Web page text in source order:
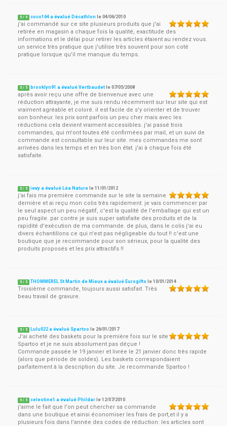
5 / 5 coco164 a évalué Décathlon le04/06/2010
j'ai commandé sur ce site plusieurs produits que j'ai
retirée en magasin a chaque fois la qualité, exactitude des
informations et le délai pour retirer les articles étaient au rendez vous.
un service très pratique que j'utilise très souvent pour son coté
pratique lorsque qu'il me manque du temps.
5 / 5 brooklyn91 a évalué Vertbaudet le07/05/2008
après avoir reçu une offre de bienvenue avec une
réduction attrayante, je me suis rendu récemment sur leur site qui est
vraiment agréable et coloré. il est facile de s'y orienter et de trouver
son bonheur. les prix sont parfois un peu cher mais avec les
réductions cela devient vraiment accessibles. j'ai passé trois
commandes, qui m'ont toutes été confirmées par mail, et un suivi de
commande est consultable sur leur site. mes commandes me sont
arrivées dans les temps et en très bon état. j'ai à chaque fois été
satisfaite.
5 / 5 ievy a évalué Léa Nature le11/01/2012
j'ai fais ma première commande sur le site la semaine
dernière et ai reçu mon colis très rapidement. je vais commencer par
le seul aspect un peu négatif, c'est la qualité de l'emballage qui est un
peu fragile. par contre je suis super satisfaite des produits et de la
rapidité d'exécution de ma commande. de plus, dans le colis j'ai eu
divers échantillons ce qui n'est pas négligeable du tout !! c'est une
boutique que je recommande pour son sérieux, pour la qualité des
produits proposés et les prix attractifs !!
5 / 5 THOMMEREL St Martin de Mieux a évalué Eurogifts le10/01/2014
Troisième commande, toujours aussi satisfait. Très
beau travail de gravure.
5 / 5 Lulu022 a évalué Spartoo le 26/01/2017
J'ai acheté des baskets pour la première fois sur le site
Spartoo et je ne suis absolument pas déçue !
Commande passée le 19 janvier et livrée le 21 janvier donc très rapide
(alors que période de soldes). Les baskets correspondaient
parfaitement à la description du site. Je recommande Spartoo !
5 / 5 celestine1 a évalué Phildar le12/07/2010
j'aime le fait que l'on peut chercher sa commande
dans une boutique et ainsi économiser les frais de port,et il y a
plusieurs fois dans l'année des codes de réduction: les articles sont